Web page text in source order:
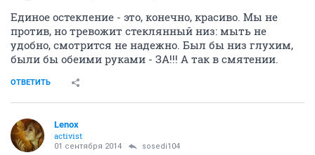
Единое остекление - это, конечно, красиво. Мы не
против, но тревожит стеклянный низ: мыть не
удобно, смотрится не надежно. Был бы низ глухим,
были бы обеими руками - ЗА!!! А так в смятении.
ОТВЕТИТЬ
Lenox
activist
01 сентября 2014 sosedi104